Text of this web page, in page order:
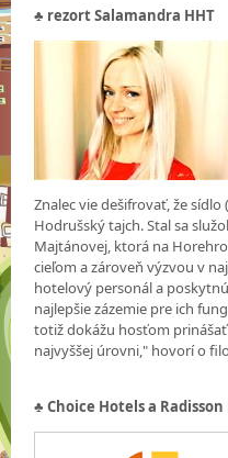
♣ rezort Salamandra HHT
Znalec vie dešifrovať, že
Hodrušský tajch. Stal sa
Majtánovej, ktorá na
cieľom a zároveň výzvou v
hotelový personál a
najlepšie zázemie pre ich
totiž dokážu hosťom
najvyššej úrovni," hovorí o
♣ Choice Hotels a